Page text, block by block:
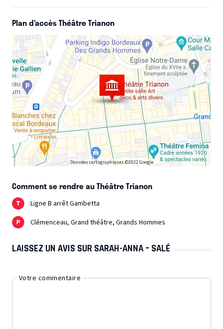
Plan d’accès Théâtre Trianon
Données cartographiques ©2022 Google
Comment se rendre au Théâtre Trianon
Ligne B arrêt Gambetta
Clémenceau, Grand théâtre, Grands Hommes
LAISSEZ UN AVIS SUR SARAH-ANNA – SALÉ
Votre commentaire